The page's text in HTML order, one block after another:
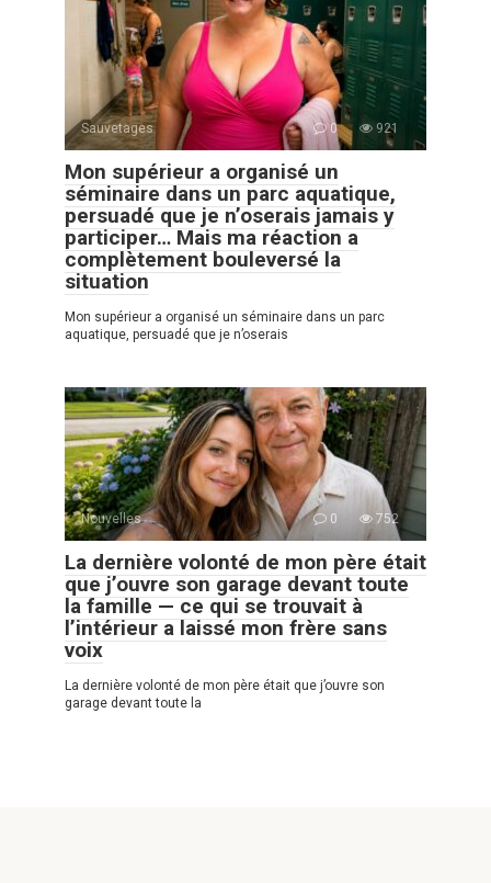
Sauvetages 0 921
Mon supérieur a organisé un
séminaire dans un parc aquatique,
persuadé que je n’oserais jamais y
participer… Mais ma réaction a
complètement bouleversé la
situation
Mon supérieur a organisé un séminaire dans un parc
aquatique, persuadé que je n’oserais
Nouvelles 0 752
La dernière volonté de mon père était
que j’ouvre son garage devant toute
la famille — ce qui se trouvait à
l’intérieur a laissé mon frère sans
voix
La dernière volonté de mon père était que j’ouvre son
garage devant toute la